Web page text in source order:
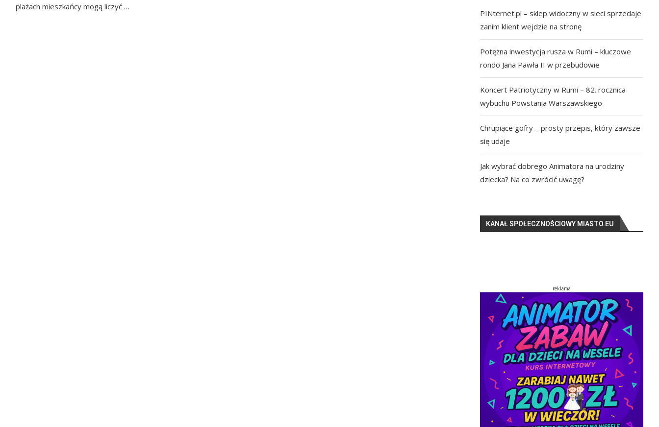
plażach mieszkańcy mogą liczyć …
PINternet.pl – sklep widoczny w sieci sprzedaje
zanim klient wejdzie na stronę
Potężna inwestycja rusza w Rumi – kluczowe
rondo Jana Pawła II w przebudowie
Koncert Patriotyczny w Rumi – 82. rocznica
wybuchu Powstania Warszawskiego
Chrupiące gofry – prosty przepis, który zawsze
się udaje
Jak wybrać dobrego Animatora na urodziny
dziecka? Na co zwrócić uwagę?
KANAŁ SPOŁECZNOŚCIOWY MIASTO.EU
reklama